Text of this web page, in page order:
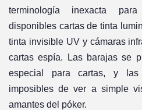
terminología inexacta
disponibles cartas de tinta
tinta invisible UV y cámaras
cartas espía. Las barajas se
especial para cartas, y
imposibles de ver a simple
amantes del póker.